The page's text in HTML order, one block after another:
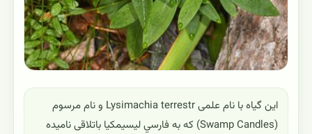
این گیاه با نام علمی Lysimachia terrestr و نام مرسوم
(Swamp Candles) که به فارسي لیسیمکیا باتلاقی ناميده